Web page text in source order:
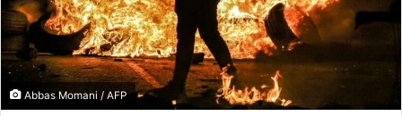
Abbas Momani / AFP